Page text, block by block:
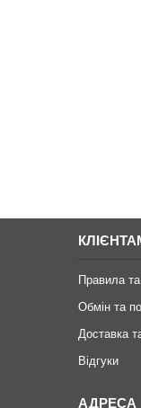
Правила
Обмін та
Доставка
Відгуки